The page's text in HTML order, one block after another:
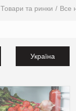
Товари та ринки Все
Україна